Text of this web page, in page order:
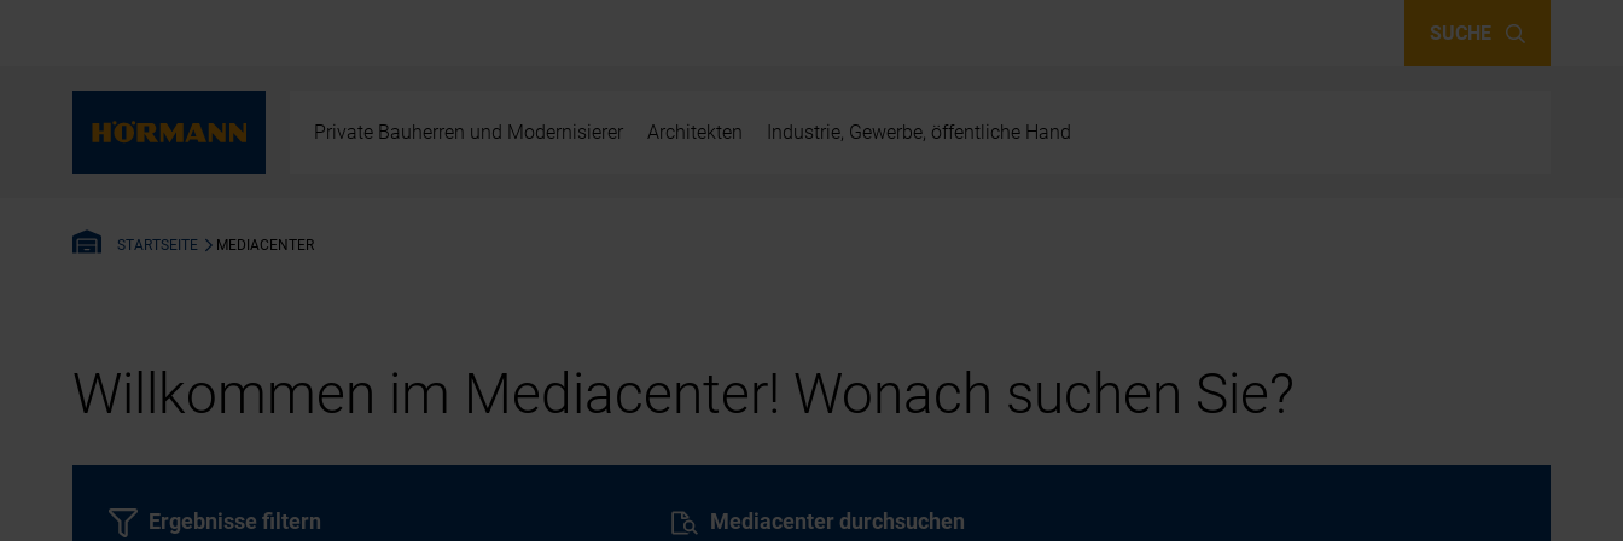
SUCHE
Private Bauherren und Modernisierer Architekten Industrie, Gewerbe, öffentliche Hand
STARTSEITE MEDIACENTER
Willkommen im Mediacenter! Wonach suchen Sie?
Mediacenter durchsuchen
Ergebnisse filtern